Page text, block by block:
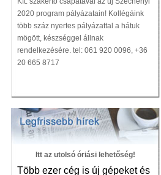
2020 program pályázatain! Kollégáink
több száz nyertes pályázattal a hátuk
mögött, készséggel állnak
rendelkezésére. tel: 061 920 0096, +36
20 665 8717
Itt az utolsó óriási lehetőség!
Több ezer cég is új gépeket és